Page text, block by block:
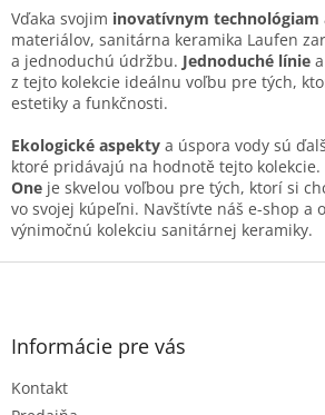
r
v
k
y
p
i
s
u
Vďaka svojim inovatívnym technológiam
materiálov, sanitárna keramika Laufen
a jednoduchú údržbu. Jednoduché línie
z tejto kolekcie ideálnu voľbu pre tých,
estetiky a funkčnosti.
Ekologické aspekty a úspora vody sú
ktoré pridávajú na hodnotě tejto kolekcie.
One je skvelou voľbou pre tých, ktorí si
vo svojej kúpeľni. Navštívte náš e-shop a
výnimočnú kolekciu sanitárnej keramiky.
Z
Informácie pre vás
Kontakt